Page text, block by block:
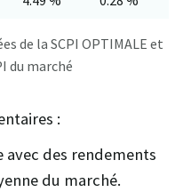
de la SCPI OPTIMALE et
du marché
:
avec des rendements
du marché.